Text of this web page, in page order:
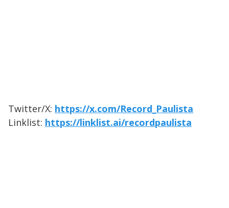
Twitter/X: https://x.com/Record_Paulista
Linklist: https://linklist.ai/recordpaulista